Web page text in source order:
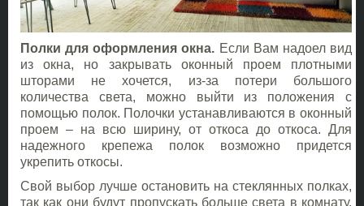
Полки для оформления окна. Если Вам надоел вид
из окна, но закрывать оконный проем плотными
шторами не хочется, из-за потери большого
количества света, можно выйти из положения с
помощью полок. Полочки устанавливаются в оконный
проем – на всю ширину, от откоса до откоса. Для
надежного крепежа полок возможно придется
укрепить откосы.
Свой выбор лучше остановить на стеклянных полках,
так как они будут пропускать больше света в комнату.